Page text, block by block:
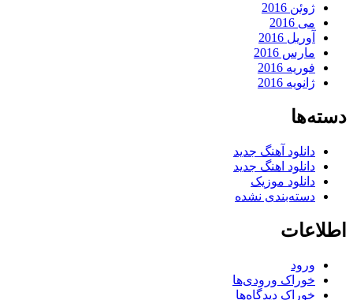
ژوئن 2016
می 2016
آوریل 2016
مارس 2016
فوریه 2016
ژانویه 2016
دسته‌ها
دانلود آهنگ جدید
دانلود اهنگ جدید
دانلود موزیک
دسته‌بندی نشده
اطلاعات
ورود
خوراک ورودی‌ها
خوراک دیدگاه‌ها